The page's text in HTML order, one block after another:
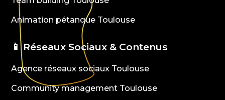
Animation pétanque Toulouse
📱 Réseaux Sociaux & Contenus
Agence réseaux sociaux Toulouse
Community management Toulouse